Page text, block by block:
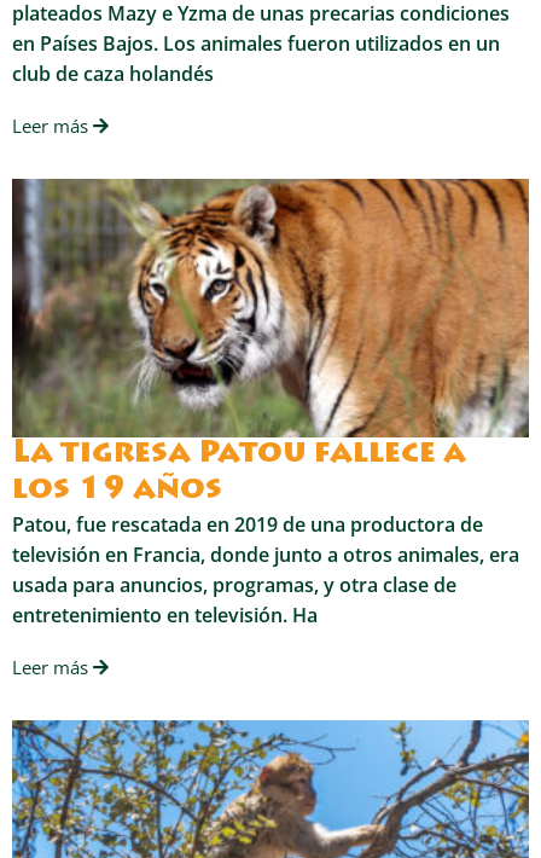
plateados Mazy e Yzma de unas precarias condiciones
en Países Bajos. Los animales fueron utilizados en un
club de caza holandés
Leer más
La tigresa Patou fallece a
los 19 años
Patou, fue rescatada en 2019 de una productora de
televisión en Francia, donde junto a otros animales, era
usada para anuncios, programas, y otra clase de
entretenimiento en televisión. Ha
Leer más